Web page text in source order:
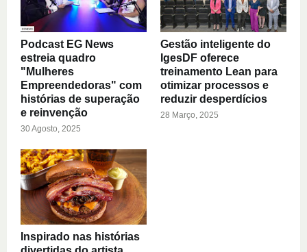
Podcast EG News
estreia quadro
"Mulheres
Empreendedoras" com
histórias de superação
e reinvenção
30 Agosto, 2025
Gestão inteligente do
IgesDF oferece
treinamento Lean para
otimizar processos e
reduzir desperdícios
28 Março, 2025
Inspirado nas histórias